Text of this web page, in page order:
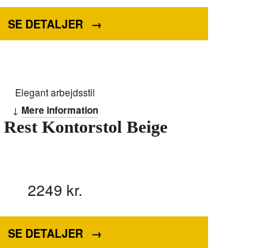
SE DETALJER
Elegant arbejdsstil
Kontorstol Beige
2249 kr.
SE DETALJER
Mere information